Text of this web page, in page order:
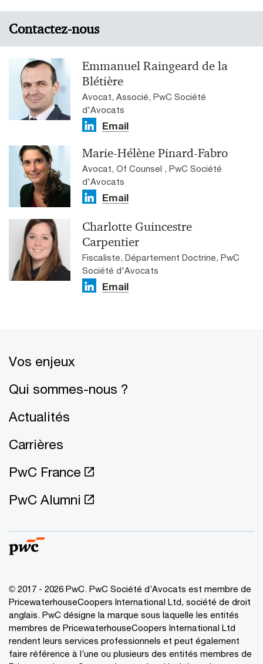
Contactez-nous
Emmanuel Raingeard de la
Blétière
Avocat, Associé, PwC Société
d'Avocats
Email
Marie-Hélène Pinard-Fabro
Avocat, Of Counsel , PwC Société
d'Avocats
Email
Charlotte Guincestre
Carpentier
Fiscaliste, Département Doctrine, PwC
Société d'Avocats
Email
Vos enjeux
Qui sommes-nous ?
Actualités
Carrières
PwC France
PwC Alumni
© 2017 - 2026 PwC. PwC Société d’Avocats est membre de
PricewaterhouseCoopers International Ltd, société de droit
anglais. PwC désigne la marque sous laquelle les entités
membres de PricewaterhouseCoopers International Ltd
rendent leurs services professionnels et peut également
faire référence à l’une ou plusieurs des entités membres de